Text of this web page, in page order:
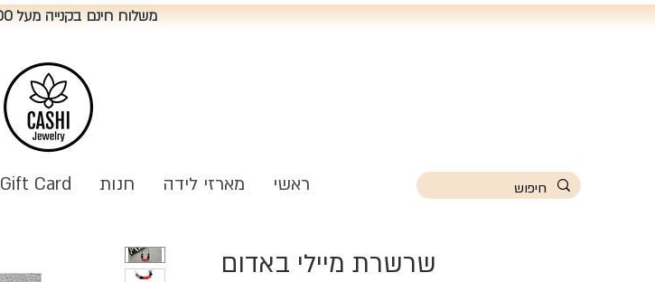
משלוח חינם בקנייה מעל 300 ש"ח
ראשי מארזי לידה חנות Gift Card
שרשרת מיילי באדום